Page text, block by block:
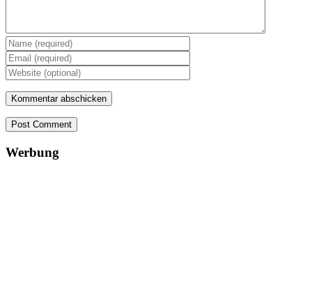
Post Comment
Werbung